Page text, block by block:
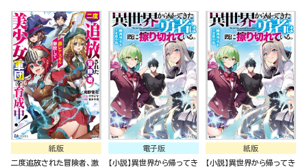
紙版
二度追放された冒険者、激
電子版
【小説】異世界から帰ってき
紙版
【小説】異世界から帰ってき